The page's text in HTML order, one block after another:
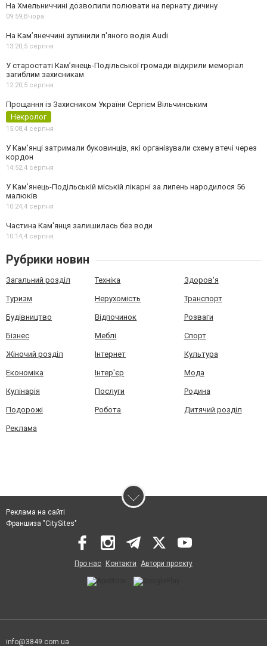
На Хмельниччині дозволили полювати на пернату дичину
09:59,Вчора
На Камʼянеччині зупинили п'яного водія Audi
13:20,5 серпня
У старостаті Кам’янець-Подільської громади відкрили меморіал
загиблим захисникам
12:20,5 серпня
Прощання із Захисником України Сергієм Вільчинським
Некролог
15:08,4 серпня
У Кам’янці затримали буковинців, які організували схему втечі через
кордон
14:52,4 серпня
У Кам’янець-Подільській міській лікарні за липень народилося 56
малюків
10:24,4 серпня
Частина Кам'янця залишилась без води
10:14,4 серпня
Рубрики новин
Загальний розділ Техніка Здоров'я
Туризм Нерухомість Транспорт
Будівництво Відпочинок Розваги
Бізнес Меблі Спорт
Жіночий розділ Інтернет Культура
Економіка Інтер'єр Мода
Кулінарія Послуги Родина
Подорожі Робота Дитячий розділ
Реклама
Реклама на сайті
Франшиза "CitySites"
Про нас Контакти Автори проєкту
info@3849.com.ua